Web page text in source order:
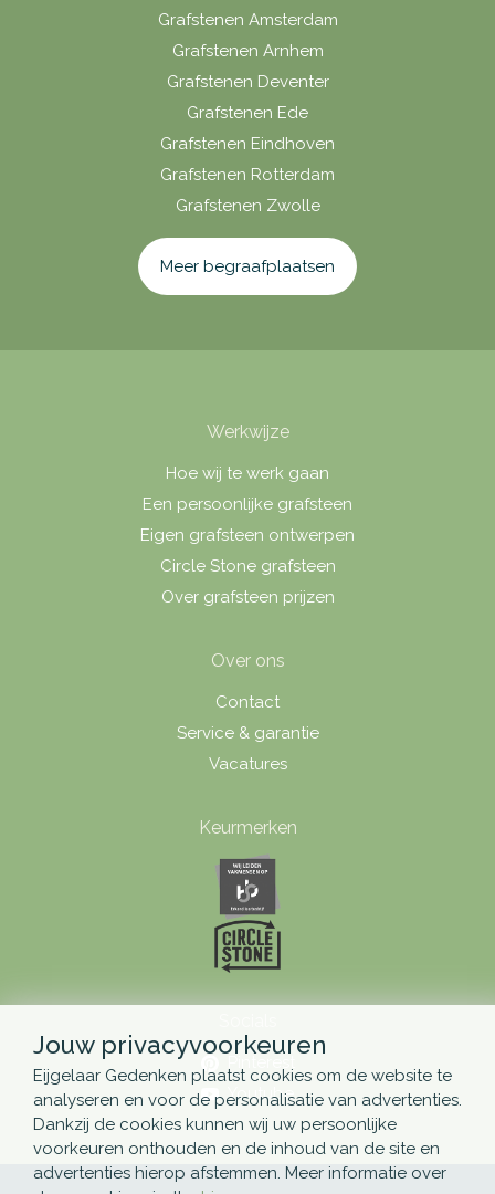
Grafstenen Amsterdam
Grafstenen Arnhem
Grafstenen Deventer
Grafstenen Ede
Grafstenen Eindhoven
Grafstenen Rotterdam
Grafstenen Zwolle
Meer begraafplaatsen
Werkwijze
Hoe wij te werk gaan
Een persoonlijke grafsteen
Eigen grafsteen ontwerpen
Circle Stone grafsteen
Over grafsteen prijzen
Over ons
Contact
Service & garantie
Vacatures
Keurmerken
Youtube
Jouw privacyvoorkeuren
Eijgelaar Gedenken plaatst cookies om de website te
analyseren en voor de personalisatie van advertenties.
Dankzij de cookies kunnen wij uw persoonlijke
voorkeuren onthouden en de inhoud van de site en
advertenties hierop afstemmen. Meer informatie over